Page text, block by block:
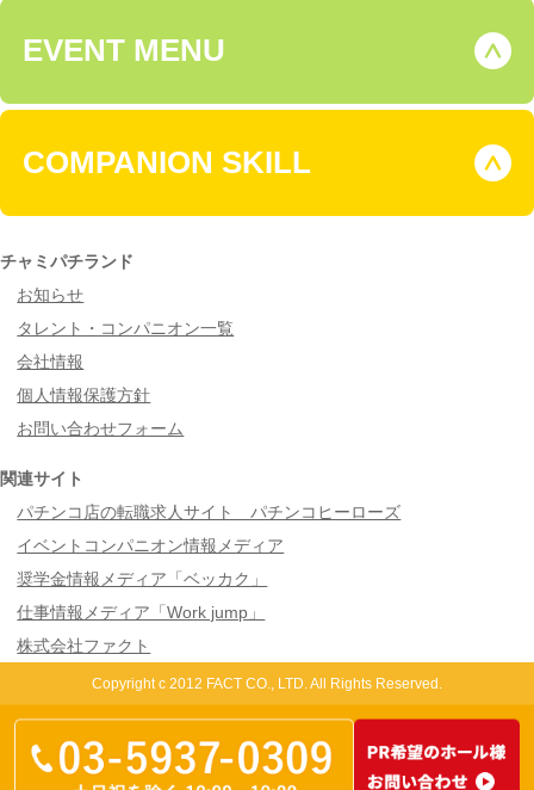
EVENT MENU
COMPANION SKILL
チャミパチランド
お知らせ
タレント・コンパニオン一覧
会社情報
個人情報保護方針
お問い合わせフォーム
関連サイト
パチンコ店の転職求人サイト パチンコヒーローズ
イベントコンパニオン情報メディア
奨学金情報メディア「ベッカク」
仕事情報メディア「Work jump」
株式会社ファクト
Copyright c 2012 FACT CO., LTD. All Rights Reserved.